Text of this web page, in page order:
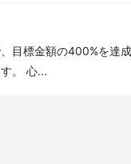
。 心...